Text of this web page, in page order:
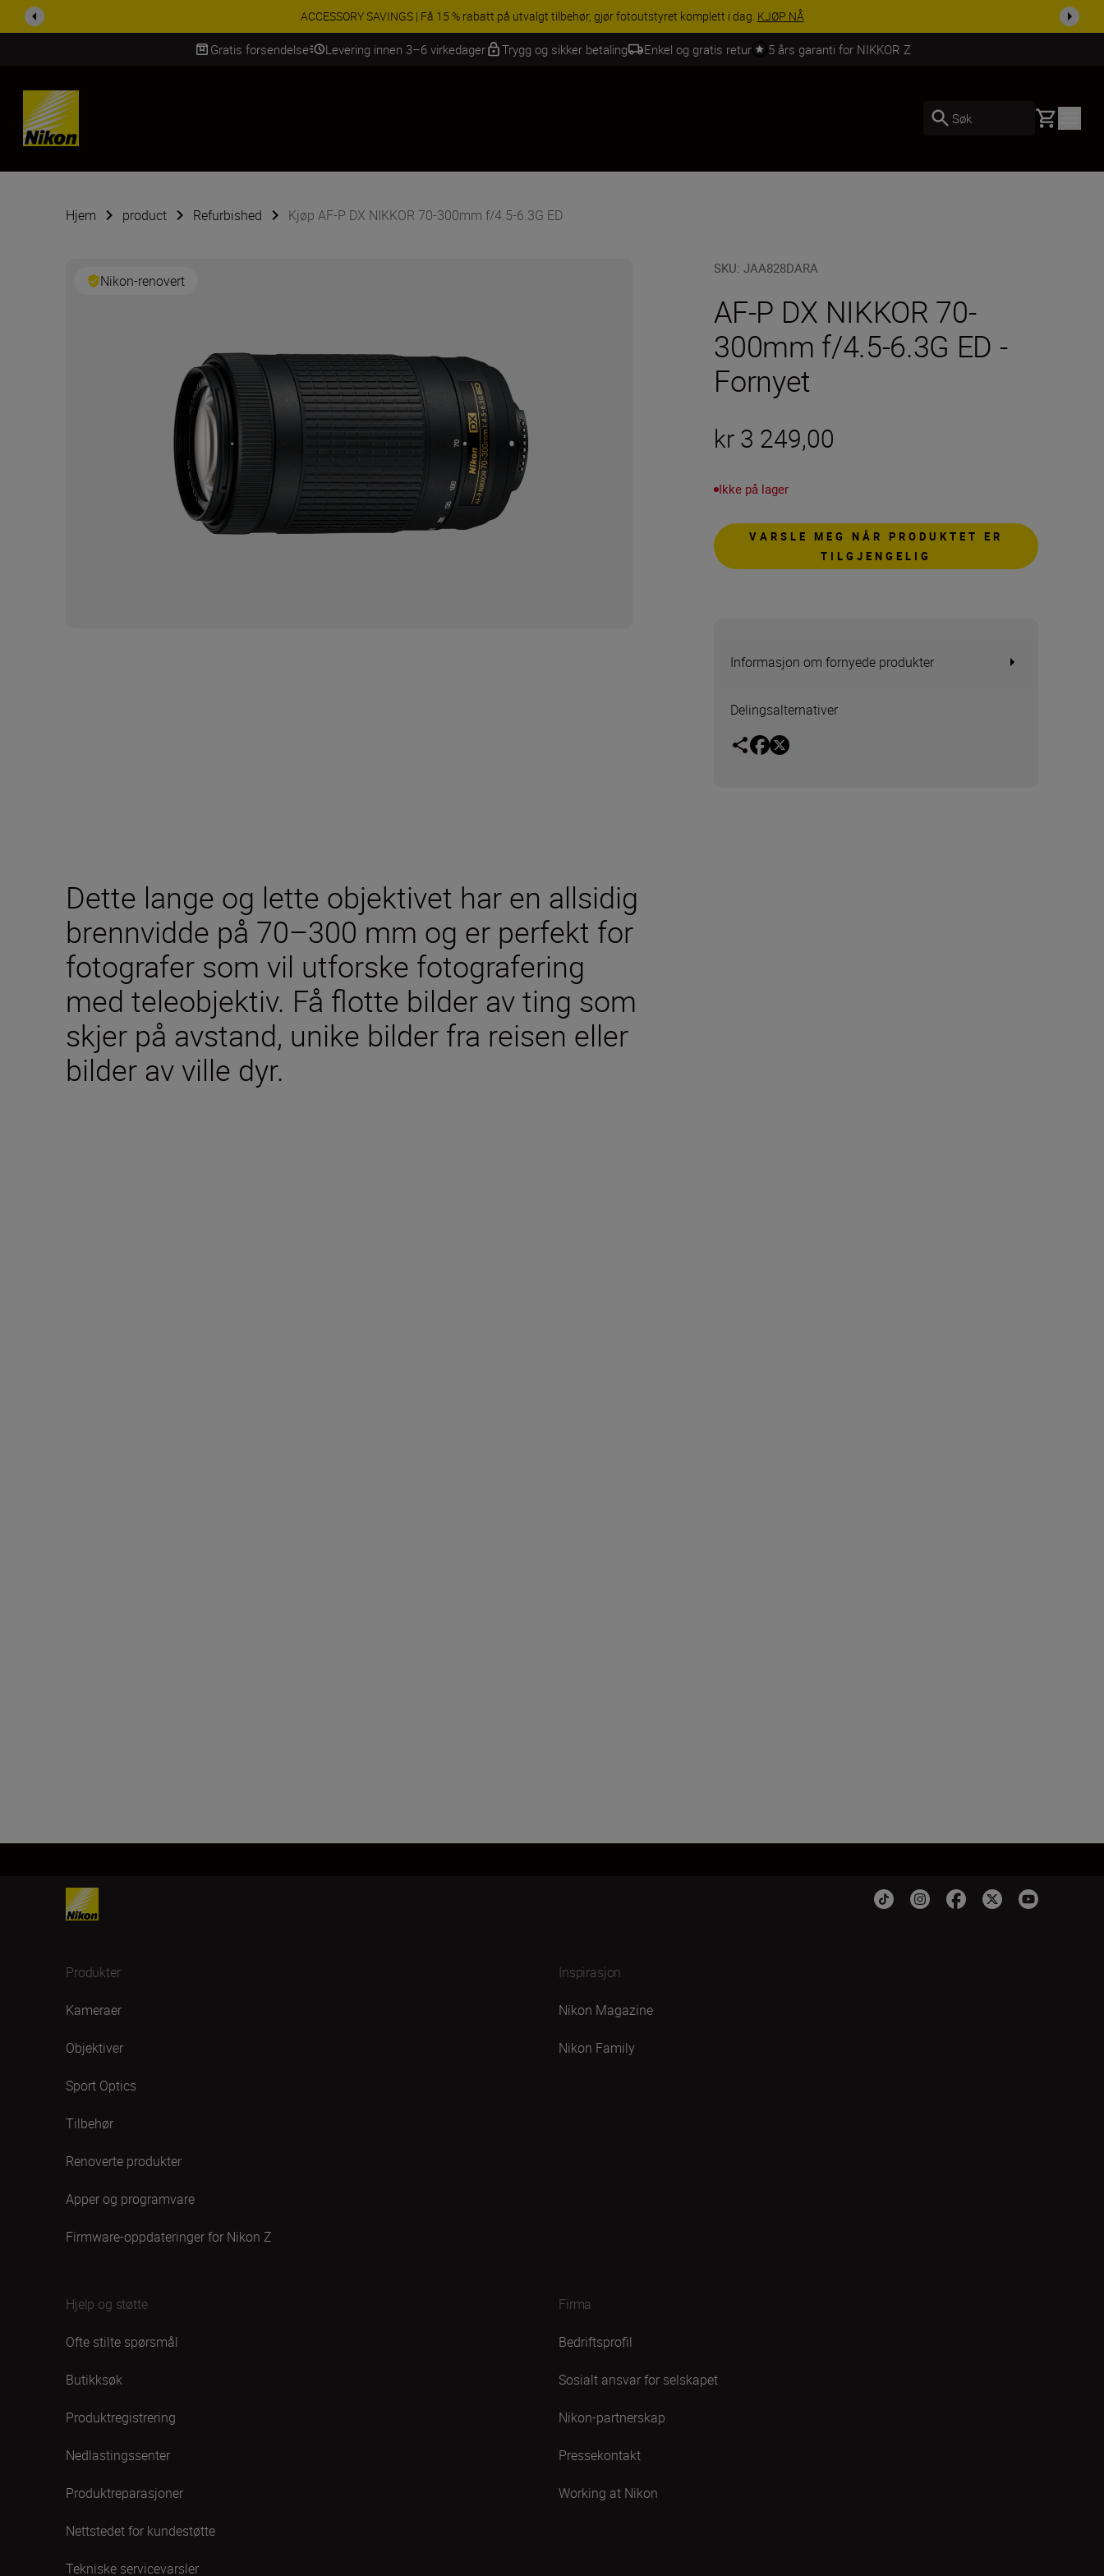
ACCESSORY SAVINGS | Få 15 % rabatt på utvalgt tilbehør, gjør fotoutstyret komplett i dag. KJØP NÅ
Gratis forsendelse Levering innen 3–6 virkedager Trygg og sikker betaling Enkel og gratis retur 5 års garanti for NIKKOR Z
Skip Content
Søk Basket
Hjem product Refurbished Kjøp AF-P DX NIKKOR 70-300mm f/4.5-6.3G ED
Nikon-renovert
SKU:JAA828DARA
AF-P DX NIKKOR 70-
300mm f/4.5-6.3G ED -
Fornyet
kr 3 249,00
Ikke på lager
VARSLE MEG NÅR PRODUKTET ER
TILGJENGELIG
Informasjon om fornyede produkter
Delingsalternativer
Dette lange og lette objektivet har en allsidig
brennvidde på 70–300 mm og er perfekt for
fotografer som vil utforske fotografering
med teleobjektiv. Få flotte bilder av ting som
skjer på avstand, unike bilder fra reisen eller
bilder av ville dyr.
Produkter
Kameraer
Objektiver
Sport Optics
Tilbehør
Renoverte produkter
Apper og programvare
Firmware-oppdateringer for Nikon Z
Inspirasjon
Nikon Magazine
Nikon Family
Hjelp og støtte
Ofte stilte spørsmål
Butikksøk
Produktregistrering
Nedlastingssenter
Produktreparasjoner
Nettstedet for kundestøtte
Tekniske servicevarsler
Firma
Bedriftsprofil
Sosialt ansvar for selskapet
Nikon-partnerskap
Pressekontakt
Working at Nikon